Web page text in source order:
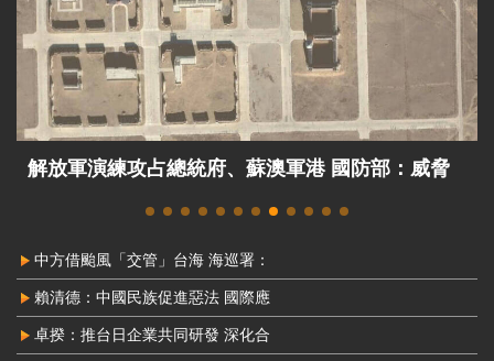
解放軍演練攻占總統府、蘇澳軍港 國防部：威脅
中方借颱風「交管」台海 海巡署：
賴清德：中國民族促進惡法 國際應
卓揆：推台日企業共同研發 深化合